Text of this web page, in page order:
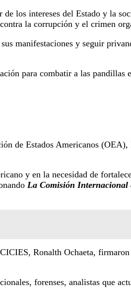
los intereses del Estado y la
la corrupción y el crimen
manifestaciones y seguir
para combatir a las pandillas
de Estados Americanos
y en la necesidad de
La Comisión
Ronalth Ochaeta,
forenses, analistas que